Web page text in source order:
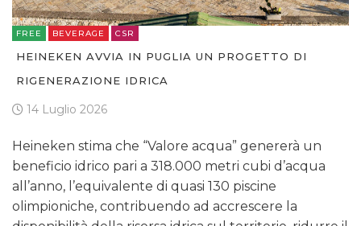
FREE BEVERAGE CSR
HEINEKEN AVVIA IN PUGLIA UN PROGETTO DI
RIGENERAZIONE IDRICA
14 Luglio 2026
Heineken stima che “Valore acqua” genererà un
beneficio idrico pari a 318.000 metri cubi d’acqua
all’anno, l’equivalente di quasi 130 piscine
olimpioniche, contribuendo ad accrescere la